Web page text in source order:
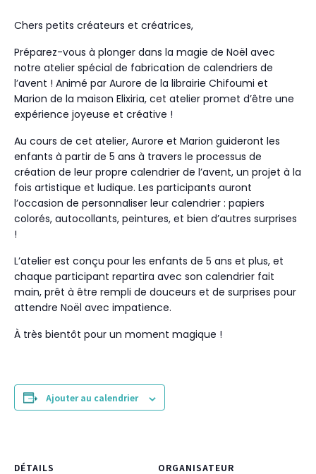
Chers petits créateurs et créatrices,
Préparez-vous à plonger dans la magie de Noël avec
notre atelier spécial de fabrication de calendriers de
l’avent ! Animé par Aurore de la librairie Chifoumi et
Marion de la maison Elixiria, cet atelier promet d’être une
expérience joyeuse et créative !
Au cours de cet atelier, Aurore et Marion guideront les
enfants à partir de 5 ans à travers le processus de
création de leur propre calendrier de l’avent, un projet à la
fois artistique et ludique. Les participants auront
l’occasion de personnaliser leur calendrier : papiers
colorés, autocollants, peintures, et bien d’autres surprises
!
L’atelier est conçu pour les enfants de 5 ans et plus, et
chaque participant repartira avec son calendrier fait
main, prêt à être rempli de douceurs et de surprises pour
attendre Noël avec impatience.
À très bientôt pour un moment magique !
Ajouter au calendrier
DÉTAILS ORGANISATEUR